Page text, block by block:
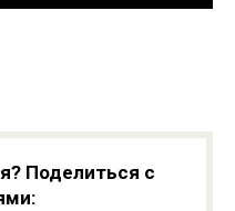
Поделиться с